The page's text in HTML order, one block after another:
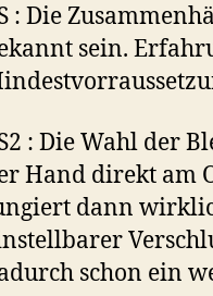
: Die
sein.
: Die Wahl der
Hand direkt am
dann
schon ein